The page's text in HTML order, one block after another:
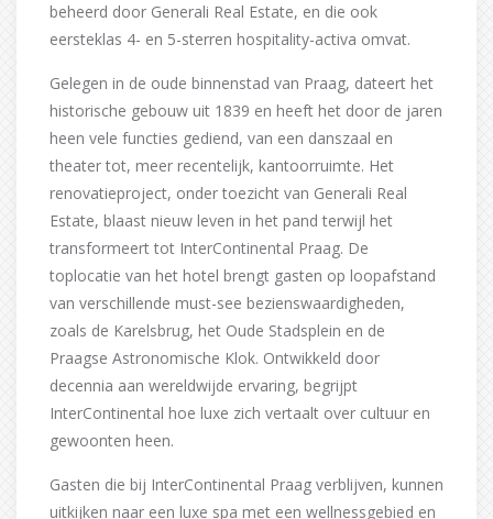
beheerd door Generali Real Estate, en die ook
eersteklas 4- en 5-sterren hospitality-activa omvat.
Gelegen in de oude binnenstad van Praag, dateert het
historische gebouw uit 1839 en heeft het door de jaren
heen vele functies gediend, van een danszaal en
theater tot, meer recentelijk, kantoorruimte. Het
renovatieproject, onder toezicht van Generali Real
Estate, blaast nieuw leven in het pand terwijl het
transformeert tot InterContinental Praag. De
toplocatie van het hotel brengt gasten op loopafstand
van verschillende must-see bezienswaardigheden,
zoals de Karelsbrug, het Oude Stadsplein en de
Praagse Astronomische Klok. Ontwikkeld door
decennia aan wereldwijde ervaring, begrijpt
InterContinental hoe luxe zich vertaalt over cultuur en
gewoonten heen.
Gasten die bij InterContinental Praag verblijven, kunnen
uitkijken naar een luxe spa met een wellnessgebied en